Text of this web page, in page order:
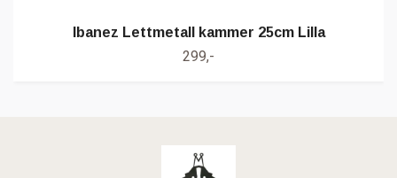
Ibanez Lettmetall kammer 25cm Lilla
299,-